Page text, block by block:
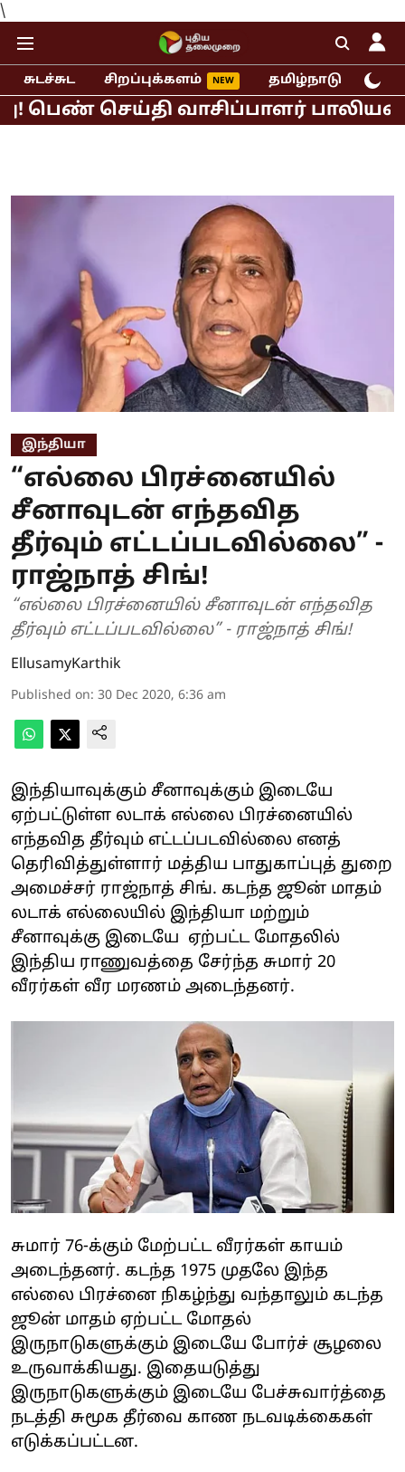
\
சுடச்சுட சிறப்புக்களம் தமிழ்நாடு
வாசிப்பாளர் பாலியல் புகார்!
இந்தியா
“எல்லை பிரச்னையில்
சீனாவுடன் எந்தவித
தீர்வும் எட்டப்படவில்லை” -
ராஜ்நாத் சிங்!
“எல்லை பிரச்னையில் சீனாவுடன் எந்தவித
தீர்வும் எட்டப்படவில்லை” - ராஜ்நாத் சிங்!
EllusamyKarthik
Published on: 30 Dec 2020, 6:36 am
இந்தியாவுக்கும் சீனாவுக்கும் இடையே
ஏற்பட்டுள்ள லடாக் எல்லை பிரச்னையில்
எந்தவித தீர்வும் எட்டப்படவில்லை எனத்
தெரிவித்துள்ளார் மத்திய பாதுகாப்புத் துறை
அமைச்சர் ராஜ்நாத் சிங். கடந்த ஜூன் மாதம்
லடாக் எல்லையில் இந்தியா மற்றும்
சீனாவுக்கு இடையே ஏற்பட்ட மோதலில்
இந்திய ராணுவத்தை சேர்ந்த சுமார் 20
வீரர்கள் வீர மரணம் அடைந்தனர்.
சுமார் 76-க்கும் மேற்பட்ட வீரர்கள் காயம்
அடைந்தனர். கடந்த 1975 முதலே இந்த
எல்லை பிரச்னை நிகழ்ந்து வந்தாலும் கடந்த
ஜூன் மாதம் ஏற்பட்ட மோதல்
இருநாடுகளுக்கும் இடையே போர்ச் சூழலை
உருவாக்கியது. இதையடுத்து
இருநாடுகளுக்கும் இடையே பேச்சுவார்த்தை
நடத்தி சுமூக தீர்வை காண நடவடிக்கைகள்
எடுக்கப்பட்டன.